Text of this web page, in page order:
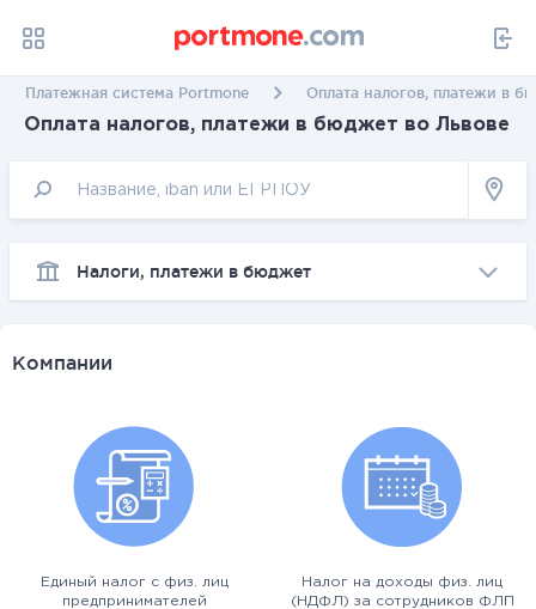
Платежная система Portmone Оплата налогов, платежи в
Оплата налогов, платежи в бюджет во Львове
Налоги, платежи в бюджет
Компании
Единый налог с физ. лиц
предпринимателей
Налог на доходы физ. лиц
(НДФЛ) за сотрудников ФЛП